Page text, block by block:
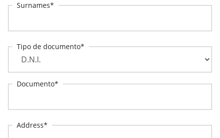
Surnames
Tipo de documento
Documento
Address